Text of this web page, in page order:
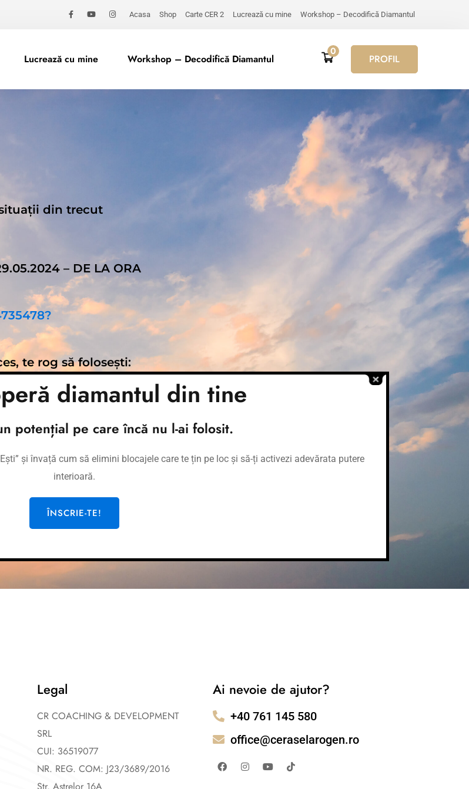
Acasa Shop Carte CER 2 Lucrează cu mine Workshop – Decodifică Diamantul
Lucrează cu mine Workshop – Decodifică Diamantul
0
PROFIL
situații din trecut
– DE LA ORA
te rog să folosești:
Legal
CR COACHING & DEVELOPMENT
SRL
CUI: 36519077
NR. REG. COM: J23/3689/2016
Ai nevoie de ajutor?
+40 761 145 580
office@ceraselarogen.ro
diamantul din tine
potențial pe care încă nu l-ai folosit.
și învață cum să elimini blocajele care te țin pe loc și să-ți activezi adevărata putere
interioară.
ÎNSCRIE-TE!